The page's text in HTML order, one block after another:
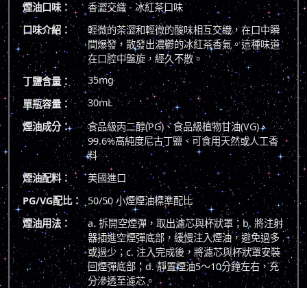
煙油口味：
香澀交織 - 冰紅茶口味
口味介紹：
輕微的茶澀和輕微的酸味相互交織，在口中瞬
間爆發，散發出濃鬱的冰紅茶香氣。這種味道
在口腔中盤旋，經久不散。
丁鹽含量：
35mg
單瓶容量：
30mL
煙油成分：
食品級丙二醇(PG)、食品級植物甘油(VG)、
99.6%高純度尼古丁鹽、可食用天然或人工香
料
煙油配料：
美國進口
PG/VG配比：
50/50 小煙煙油標準配比
煙油用法：
a. 拆開空煙彈，取出濾芯與杯狀罩；b. 將注射
器插進空煙彈底部，緩慢注入煙油，避免過多
或過少；c. 注入完成後，將濾芯與杯狀罩安裝
回煙彈底部；d. 靜置煙油5～10分鐘左右，充
分滲透至濾芯。